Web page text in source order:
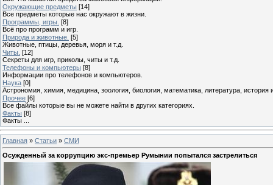
Окружающие предметы [14]
Все предметы которые нас окружают в жизни.
Программы, игры. [8]
Всё про программ и игр.
Природа и животные. [5]
Животные, птицы, деревья, моря и т.д.
Читы. [12]
Секреты для игр, приколы, читы и т.д.
Телефоны и компьютеры [8]
Информации про телефонов и компьютеров.
Наука [0]
Астрономия, химия, медицина, зоология, биология, математика, литература, история
Прочее [6]
Все файлы которые вы не можете найти в других категориях.
Факты [8]
Факты ...
Главная » Статьи » СМИ
Осужденный за коррупцию экс-премьер Румынии попытался застрелиться